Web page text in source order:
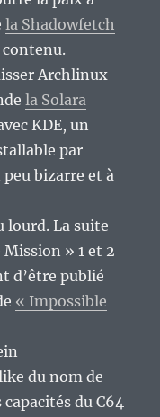
la Shadowfetch
Archlinux
la Solara
KDE, un
par
bizarre et à
lourd. La suite
» 1 et 2
d’être publié
« Impossible
du nom de
capacités du C64